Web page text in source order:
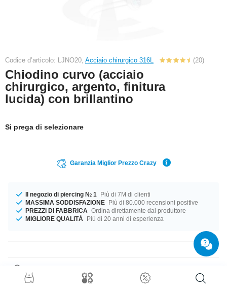
Codice d’articolo: LJNO20, Acciaio chirurgico 316L (20)
Chiodino curvo (acciaio
chirurgico, argento, finitura
lucida) con brillantino
Si prega di selezionare
Garanzia Miglior Prezzo Crazy
Il negozio di piercing № 1
Più di 7M di clienti
MASSIMA SODDISFAZIONE Più di 80.000 recensioni positive
PREZZI DI FABBRICA Ordina direttamente dal produttore
MIGLIORE QUALITÀ
Più di 20 anni di esperienza
Chiodino-naso in acciaio chirurgico con arco per una tenuta ottimale e